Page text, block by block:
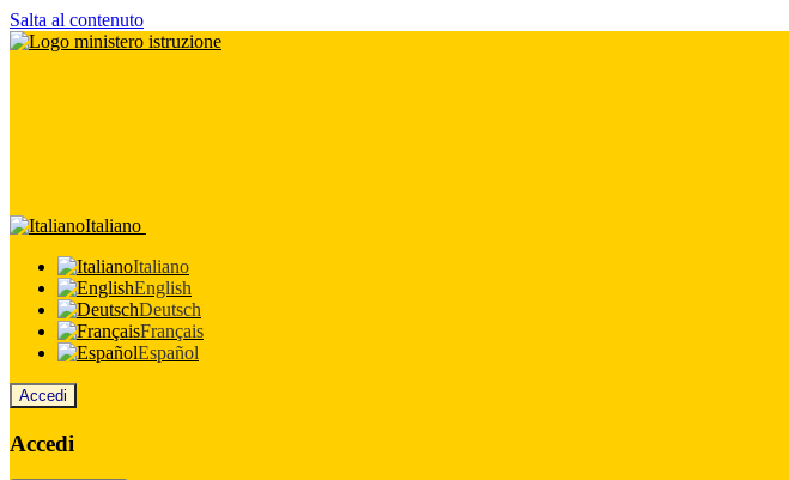
Salta al contenuto
Italiano
Italiano
English
Deutsch
Français
Español
Accedi
Accedi